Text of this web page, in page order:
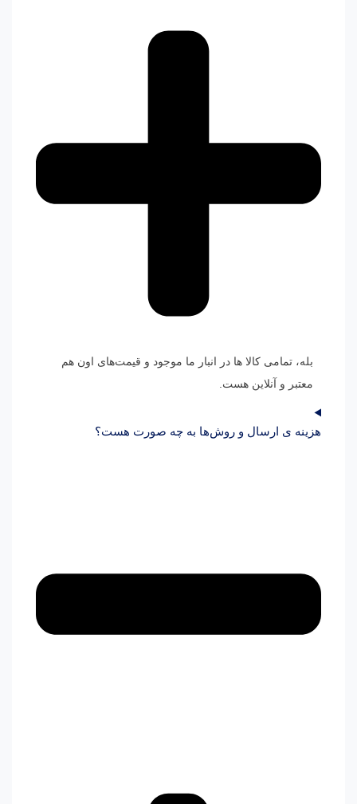
بله، تمامی کالا ها در انبار ما موجود و قیمت‌های اون هم
معتبر و آنلاین هست.
هزینه ی ارسال و روش‌ها به چه صورت هست؟